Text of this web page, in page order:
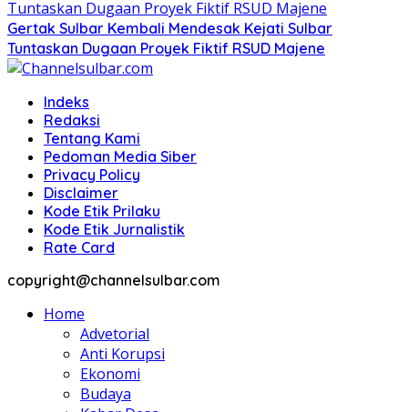
Gertak Sulbar Kembali Mendesak Kejati Sulbar
Tuntaskan Dugaan Proyek Fiktif RSUD Majene
Indeks
Redaksi
Tentang Kami
Pedoman Media Siber
Privacy Policy
Disclaimer
Kode Etik Prilaku
Kode Etik Jurnalistik
Rate Card
copyright@channelsulbar.com
Home
Advetorial
Anti Korupsi
Ekonomi
Budaya